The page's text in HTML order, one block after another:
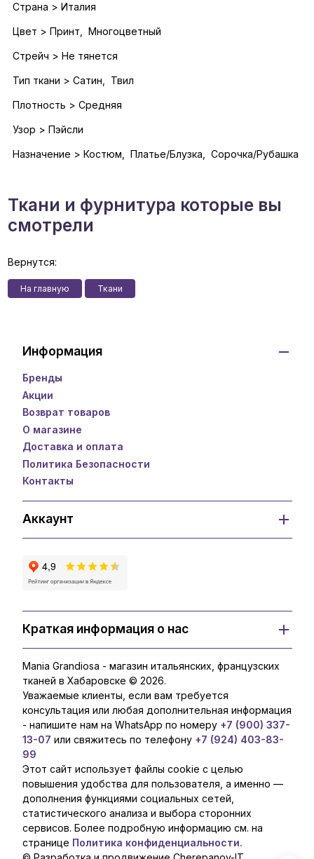
Страна > Италия
Цвет > Принт, Многоцветный
Стрейч > Не тянется
Тип ткани > Сатин, Твил
Плотность > Средняя
Узор > Пэйсли
Назначение > Костюм, Платье/Блузка, Сорочка/Рубашка
Ткани и фурнитура которые вы
смотрели
Вернутся:
На главную Ткани
Информация
Бренды
Акции
Возврат товаров
О магазине
Доставка и оплата
Политика Безопасности
Контакты
Аккаунт
Краткая информация о нас
Mania Grandiosa - магазин итальянских, французских
тканей в Хабаровске © 2026.
Уважаемые клиенты, если вам требуется
консультация или любая дополнительная информация
- напишите нам на WhatsApp по номеру +7 (900) 337-
13-07 или свяжитесь по телефону +7 (924) 403-83-
99
Этот сайт использует файлы cookie с целью
повышения удобства для пользователя, а именно —
дополнения функциями социальных сетей,
статистического анализа и выбора сторонних
сервисов. Более подробную информацию см. на
странице Политика конфиденциальности.